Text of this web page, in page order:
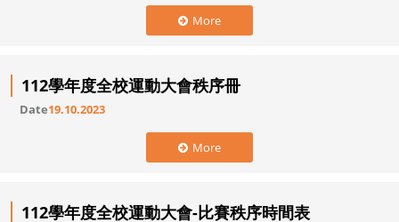
More
112學年度全校運動大會秩序冊
Date19.10.2023
More
112學年度全校運動大會-比賽秩序時間表